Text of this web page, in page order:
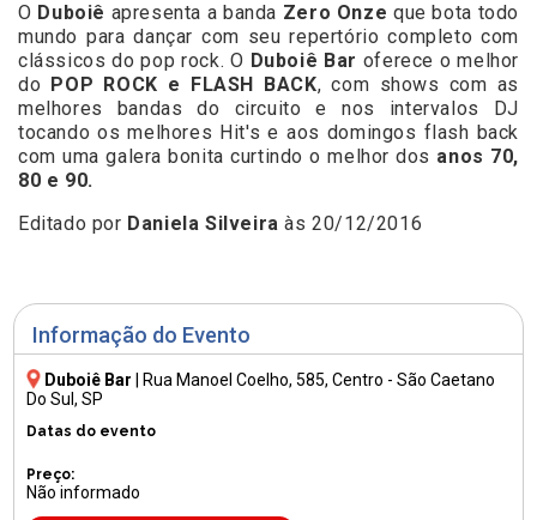
Informação do Evento
Duboiê Bar Rua Manoel Coelho, 585, Centro - São Caetano
Do Sul, SP
Datas do evento
Preço:
Não informado
O Duboiê apresenta a banda Zero Onze que bota todo
mundo para dançar com seu repertório completo com
clássicos do pop rock. O Duboiê Bar oferece o melhor
do
POP ROCK e FLASH BACK, com shows com as
melhores bandas do circuito e nos intervalos DJ
tocando os melhores Hit's e aos domingos flash back
com uma galera bonita curtindo o melhor dos anos 70,
80 e 90.
Editado por Daniela Silveira às 20/12/2016